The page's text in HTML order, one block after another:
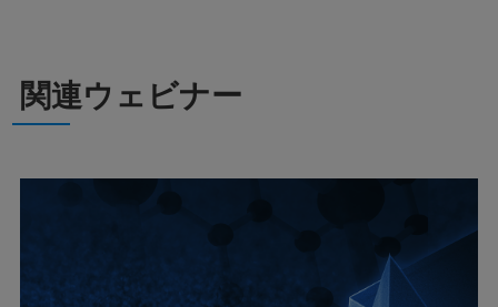
関連ウェビナー